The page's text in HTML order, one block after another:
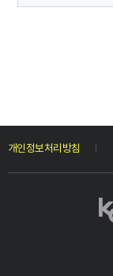
개인정보처리방침